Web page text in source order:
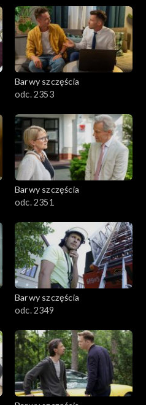
Barwy szczęścia
odc. 2353
Barwy szczęścia
odc. 2351
Barwy szczęścia
odc. 2349